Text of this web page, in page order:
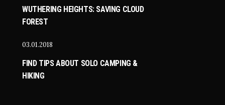
WUTHERING HEIGHTS: SAVING CLOUD
FOREST
03.01.2018
FIND TIPS ABOUT SOLO CAMPING &
HIKING